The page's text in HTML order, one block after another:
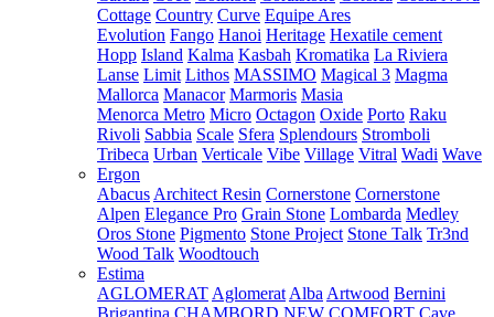
Cottage Country Curve Equipe Ares
Evolution Fango Hanoi Heritage Hexatile cement
Hopp Island Kalma Kasbah Kromatika La Riviera
Lanse Limit Lithos MASSIMO Magical 3 Magma
Mallorca Manacor Marmoris Masia
Menorca Metro Micro Octagon Oxide Porto Raku
Rivoli Sabbia Scale Sfera Splendours Stromboli
Tribeca Urban Verticale Vibe Village Vitral Wadi Wave
Ergon
Abacus Architect Resin Cornerstone Cornerstone
Alpen Elegance Pro Grain Stone Lombarda Medley
Oros Stone Pigmento Stone Project Stone Talk Tr3nd
Wood Talk Woodtouch
Estima
AGLOMERAT Aglomerat Alba Artwood Bernini